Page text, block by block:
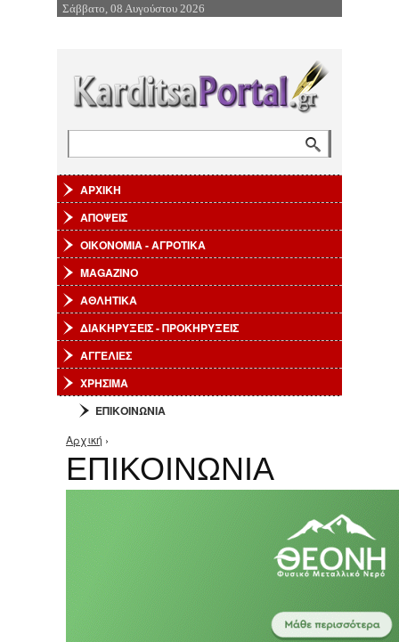
Επιστροφή στην Πλοήγηση
Σάββατο, 08 Αυγούστου 2026
ΑΡΧΙΚΗ
ΑΠΟΨΕΙΣ
ΟΙΚΟΝΟΜΙΑ - ΑΓΡΟΤΙΚΑ
MAGAZINO
ΑΘΛΗΤΙΚΑ
ΔΙΑΚΗΡΥΞΕΙΣ - ΠΡΟΚΗΡΥΞΕΙΣ
ΑΓΓΕΛΙΕΣ
ΧΡΗΣΙΜΑ
ΕΠΙΚΟΙΝΩΝΙΑ
Είστε εδώ
Αρχική ›
ΕΠΙΚΟΙΝΩΝΙΑ